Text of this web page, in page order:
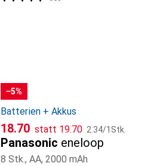
−5%
Batterien + Akkus
CHF
18.70 statt CHF
19.70 CHF
2.34/1Stk.
Panasonic eneloop
8 Stk., AA, 2000 mAh